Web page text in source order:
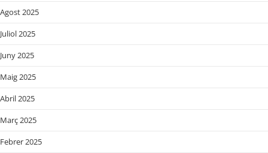
Agost 2025
Juliol 2025
Juny 2025
Maig 2025
Abril 2025
Març 2025
Febrer 2025